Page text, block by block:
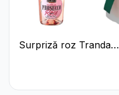
Surpriză roz Trandafiri